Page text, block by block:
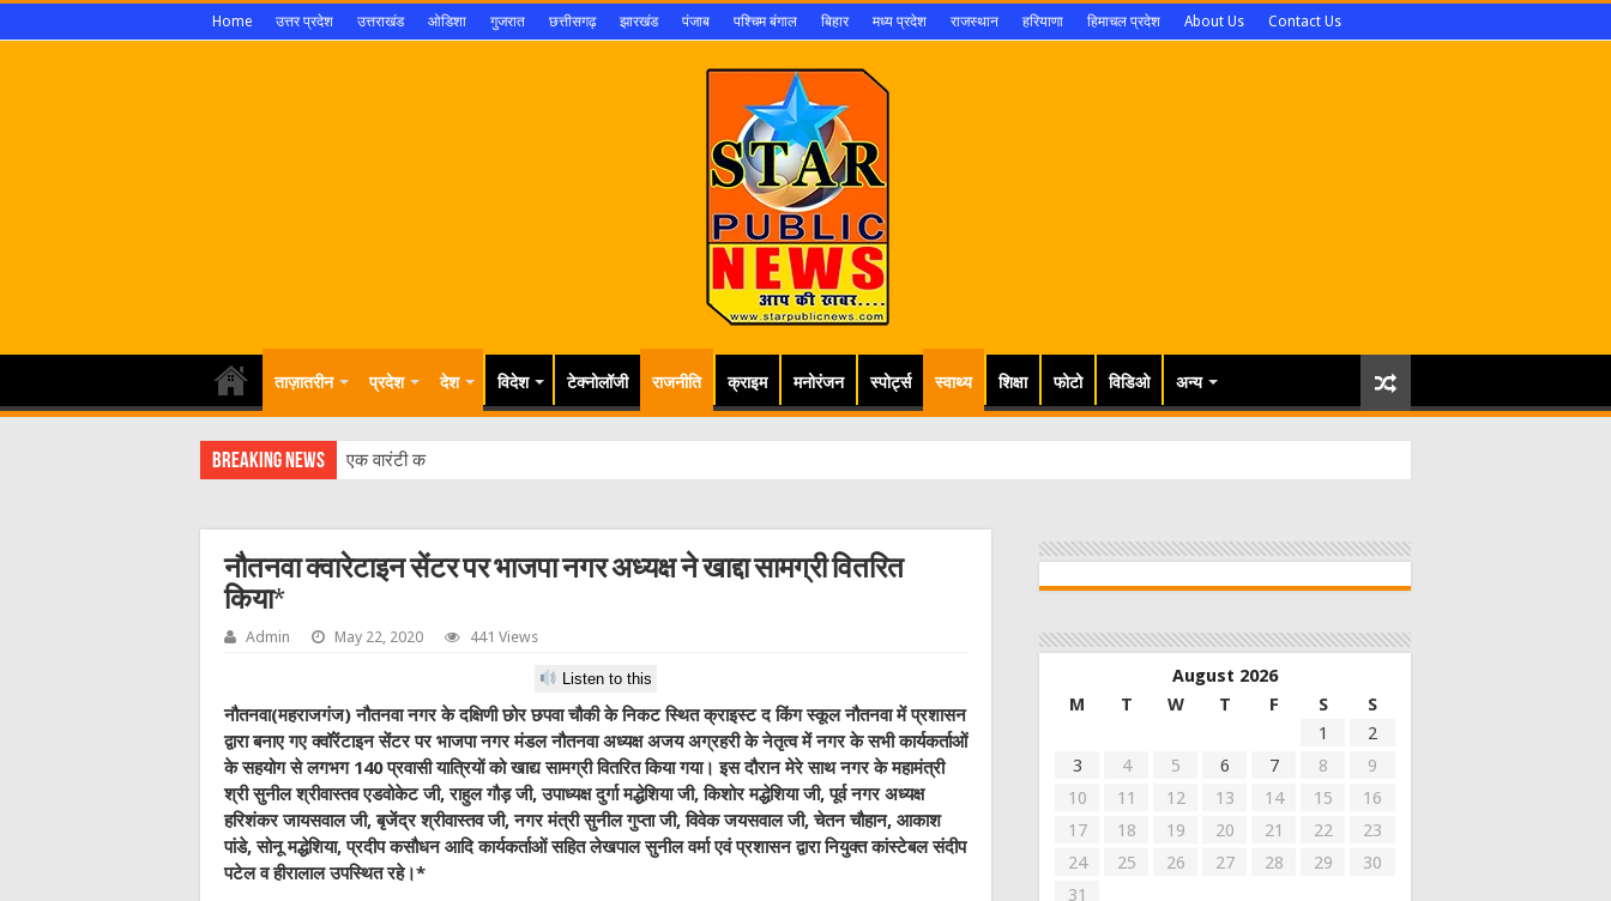
Home उत्तर प्रदेश उत्तराखंड ओडिशा गुजरात छत्तीसगढ़ झारखंड पंजाब पश्चिम बंगाल बिहार मध्य प्रदेश राजस्थान हरियाणा हिमाचल प्रदेश About Us Contact Us
ताज़ातरीन प्रदेश देश विदेश टेक्नोलॉजी राजनीति क्राइम मनोरंजन स्पोर्ट्स स्वाथ्य शिक्षा फोटो विडिओ अन्य
Breaking News एक वारंटी को पुलिस ने किया ग
नौतनवा क्वारेटाइन सेंटर पर भाजपा नगर अध्यक्ष ने खाद्दा सामग्री वितरित
किया*
Admin May 22, 2020 441 Views
Listen to this
नौतनवा(महराजगंज) नौतनवा नगर के दक्षिणी छोर छपवा चौकी के निकट स्थित क्राइस्ट द किंग स्कूल नौतनवा में प्रशासन
द्वारा बनाए गए क्वॉरेंटाइन सेंटर पर भाजपा नगर मंडल नौतनवा अध्यक्ष अजय अग्रहरी के नेतृत्व में नगर के सभी कार्यकर्ताओं
के सहयोग से लगभग 140 प्रवासी यात्रियों को खाद्य सामग्री वितरित किया गया। इस दौरान मेरे साथ नगर के महामंत्री
श्री सुनील श्रीवास्तव एडवोकेट जी, राहुल गौड़ जी, उपाध्यक्ष दुर्गा मद्धेशिया जी, किशोर मद्धेशिया जी, पूर्व नगर अध्यक्ष
हरिशंकर जायसवाल जी, बृजेंद्र श्रीवास्तव जी, नगर मंत्री सुनील गुप्ता जी, विवेक जयसवाल जी, चेतन चौहान, आकाश
पांडे, सोनू मद्धेशिया, प्रदीप कसौधन आदि कार्यकर्ताओं सहित लेखपाल सुनील वर्मा एवं प्रशासन द्वारा नियुक्त कांस्टेबल संदीप
पटेल व हीरालाल उपस्थित रहे।*
August 2026
M
T W T F S
S
1
2
3
4 5 6 7 8
9
10
11 12 13 14 15
16
17
18 19 20 21 22
23
24
25 26 27 28 29
30
31